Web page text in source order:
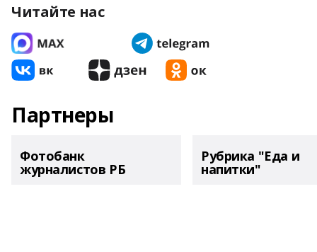
Читайте нас
Партнеры
Фотобанк
журналистов РБ
Рубрика "Еда и
напитки"